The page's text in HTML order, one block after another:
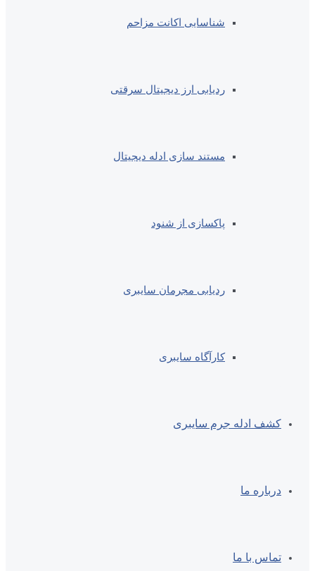
شناسایی اکانت مزاحم
ردیابی ارز دیجیتال سرقتی
مستند سازی ادله دیجیتال
پاکسازی از شنود
ردیابی مجرمان سایبری
کارآگاه سایبری
کشف ادله جرم سایبری
درباره ما
تماس با ما